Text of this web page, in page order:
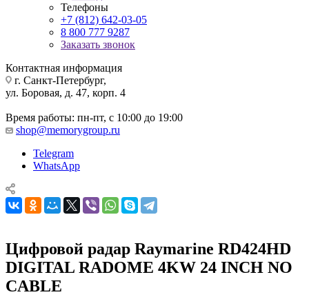
Телефоны
+7 (812) 642-03-05
8 800 777 9287
Заказать звонок
Контактная информация
г. Санкт-Петербург,
ул. Боровая, д. 47, корп. 4
Время работы: пн-пт, с 10:00 до 19:00
shop@memorygroup.ru
Telegram
WhatsApp
Цифровой радар Raymarine RD424HD
DIGITAL RADOME 4KW 24 INCH NO
CABLE